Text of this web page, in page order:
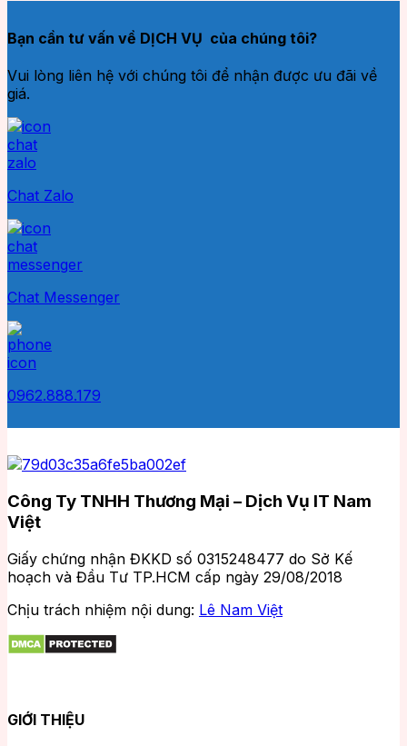
Bạn cần tư vấn về DỊCH VỤ của chúng tôi?
Vui lòng liên hệ với chúng tôi để nhận được ưu đãi về
giá.
Chat Zalo
Chat Messenger
0962.888.179
Công Ty TNHH Thương Mại – Dịch Vụ IT Nam
Việt
Giấy chứng nhận ĐKKD số 0315248477 do Sở Kế
hoạch và Đầu Tư TP.HCM cấp ngày 29/08/2018
Chịu trách nhiệm nội dung: Lê Nam Việt
GIỚI THIỆU